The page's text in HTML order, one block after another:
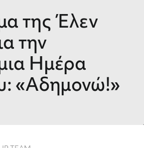
της Έλεν
την
Ημέρα
«Αδημονώ!»